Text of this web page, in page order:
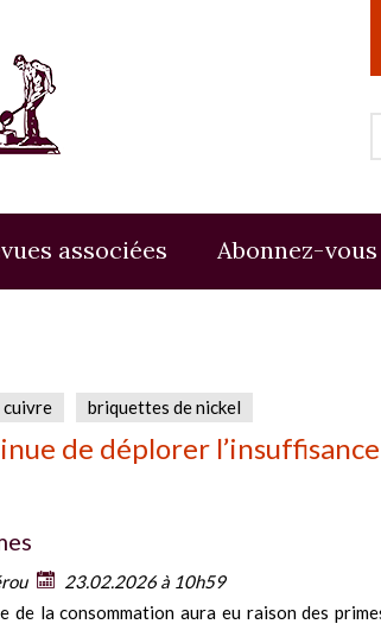
associées Abonnez-vous
cuivre briquettes de nickel
de déplorer l’insuffisance
23.02.2026 à 10h59
de la consommation aura eu raison des